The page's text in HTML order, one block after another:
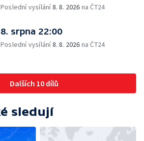
Poslední vysílání8. 8. 2026 na ČT24
8. srpna 22:00
Poslední vysílání8. 8. 2026 na ČT24
Dalších 10 dílů
sledují